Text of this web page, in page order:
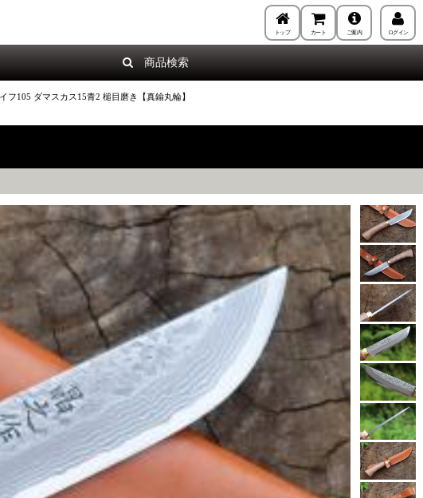
トップ カート ご案内 ログイン
商品検索
フ105 ダマスカス15青2 槌目磨き【真鍮丸輪】